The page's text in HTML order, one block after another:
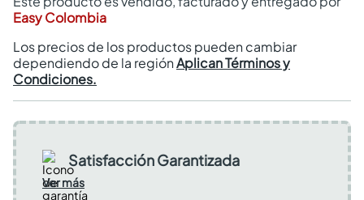
Easy Colombia
Los precios de los productos pueden cambiar
dependiendo de la regiónAplican Términos y
Condiciones.
Satisfacción Garantizada
Ver más